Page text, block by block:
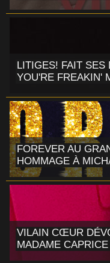
LITIGES! FAIT SES
YOU'RE FREAKIN'
FOREVER AU
HOMMAGE À
VILAIN CŒUR
MADAME CAPRICE